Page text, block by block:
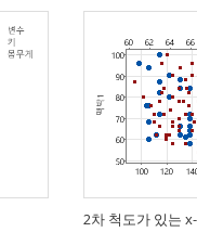
2차 척도가 있는